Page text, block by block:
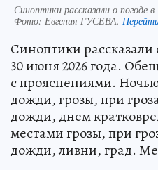
Синоптики рассказали о погоде
Фото: Евгения ГУСЕВА.
Синоптики рассказали
30 июня 2026 года.
с прояснениями.
дожди, грозы, при
дожди, днем
местами грозы, при
дожди, ливни, град.